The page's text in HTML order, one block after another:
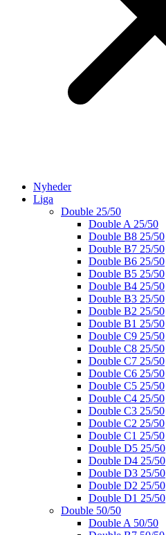
Nyheder
Liga
Double 25/50
Double A 25/50
Double B8 25/50
Double B7 25/50
Double B6 25/50
Double B5 25/50
Double B4 25/50
Double B3 25/50
Double B2 25/50
Double B1 25/50
Double C9 25/50
Double C8 25/50
Double C7 25/50
Double C6 25/50
Double C5 25/50
Double C4 25/50
Double C3 25/50
Double C2 25/50
Double C1 25/50
Double D5 25/50
Double D4 25/50
Double D3 25/50
Double D2 25/50
Double D1 25/50
Double 50/50
Double A 50/50